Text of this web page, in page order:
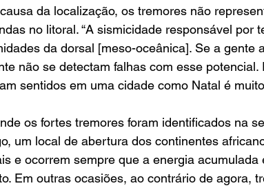
da localização, os tremores não
no litoral. “A sismicidade responsável por
da dorsal [meso-oceânica]. Se a gente
não se detectam falhas com esse
sentidos em uma cidade como Natal é
os fortes tremores foram identificados na
um local de abertura dos continentes
e ocorrem sempre que a energia acumulada
Em outras ocasiões, ao contrário de agora,